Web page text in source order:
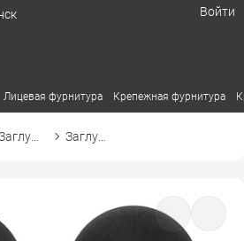
Войти
Лицевая фурнитура Крепежная фурнитура